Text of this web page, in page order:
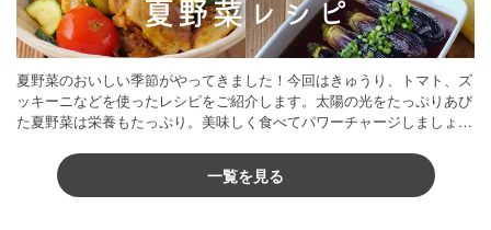
夏野菜のおいしい季節がやってきました！今回はきゅうり、トマト、ズ
ッキーニなどを使ったレシピをご紹介します。太陽の光をたっぷりあび
た夏野菜は栄養もたっぷり。美味しく食べてパワーチャージしましょう
一覧を見る